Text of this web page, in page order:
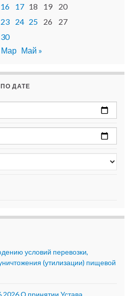
16 17 18 19
20
23 24 25 26
27
30
Мар Май »
ДАТЕ
условий перевозки,
(утилизации) пищевой